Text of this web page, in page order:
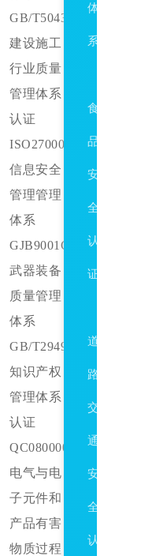
GB/T50430
建设施工
行业质量
管理体系
认证
ISO27000
信息安全
管理管理
体系
GJB9001C
武器装备
质量管理
体系
GB/T29490
知识产权
管理体系
认证
QC080000
电气与电
子元件和
产品有害
物质过程
体
系
食
品
安
全
认
证
道
路
交
通
安
全
认